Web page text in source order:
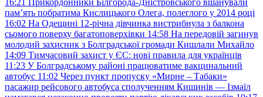
16:21 Прикордонники Білгорода-Дністровського вшанували
пам’ять побратима Кислицького Олега, полеглого у 2014 році
16:02 На Одещині 12-річна дівчинка вистрибнула з балкона
сьомого поверху багатоповерхівки 14:58 На передовій загинув
молодий захисник з Болградської громади Кишлали Михайло
14:09 Тимчасовий захист у ЄС: нові правила для українців
11:23 У Болградському районі працюватиме вакцинальний
автобус 11:02 Через пункт пропуску «Мирне – Табаки»
пасажир рейсового автобуса сполученням Кишинів — Ізмаїл